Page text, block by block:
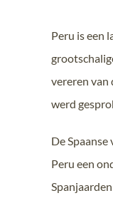
Peru is een
vereren van
werd
De
Peru een